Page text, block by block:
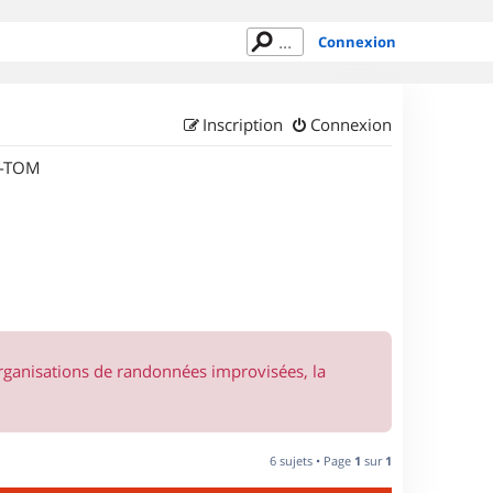
Connexion
Connexion
Inscription
de randonnées improvisées, la
6 sujets • Page 1 sur 1